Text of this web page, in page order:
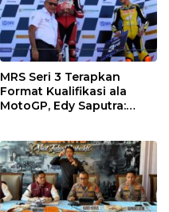
MRS Seri 3 Terapkan
Format Kualifikasi ala
MotoGP, Edy Saputra: